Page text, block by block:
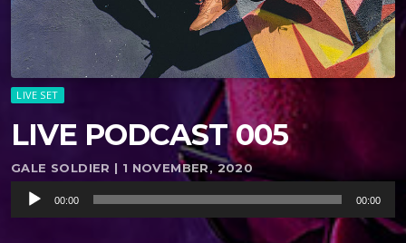
LIVE SET
LIVE PODCAST 005
GALE SOLDIER | 1 NOVEMBER, 2020
e
00:00 00:00